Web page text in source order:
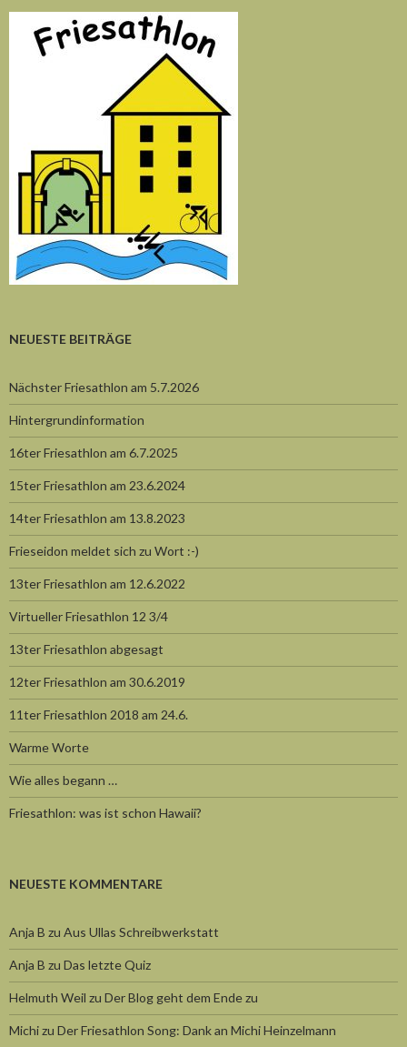
NEUESTE BEITRÄGE
Nächster Friesathlon am 5.7.2026
Hintergrundinformation
16ter Friesathlon am 6.7.2025
15ter Friesathlon am 23.6.2024
14ter Friesathlon am 13.8.2023
Frieseidon meldet sich zu Wort :-)
13ter Friesathlon am 12.6.2022
Virtueller Friesathlon 12 3/4
13ter Friesathlon abgesagt
12ter Friesathlon am 30.6.2019
11ter Friesathlon 2018 am 24.6.
Warme Worte
Wie alles begann …
Friesathlon: was ist schon Hawaii?
NEUESTE KOMMENTARE
Anja B zu Aus Ullas Schreibwerkstatt
Anja B zu Das letzte Quiz
Helmuth Weil zu Der Blog geht dem Ende zu
Michizu Der Friesathlon Song: Dank an Michi Heinzelmann